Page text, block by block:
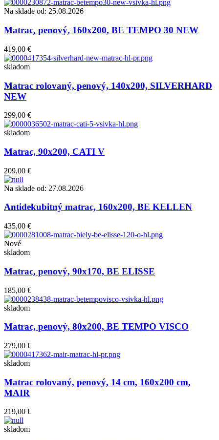
Na sklade od: 25.08.2026
Matrac, penový, 160x200, BE TEMPO 30 NEW
419,00 €
skladom
Matrac rolovaný, penový, 140x200, SILVERHARD
NEW
299,00 €
skladom
Matrac, 90x200, CATI V
209,00 €
Na sklade od: 27.08.2026
Antidekubitný matrac, 160x200, BE KELLEN
435,00 €
Nové
skladom
Matrac, penový, 90x170, BE ELISSE
185,00 €
skladom
Matrac, penový, 80x200, BE TEMPO VISCO
279,00 €
skladom
Matrac rolovaný, penový, 14 cm, 160x200 cm,
MAIR
219,00 €
skladom